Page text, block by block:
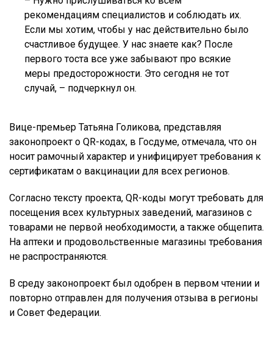
рекомендациям специалистов и соблюдать их.
Если мы хотим, чтобы у нас действительно было
счастливое будущее. У нас знаете как? После
первого тоста все уже забывают про всякие
меры предосторожности. Это сегодня не тот
случай, – подчеркнул он.
Вице-премьер Татьяна Голикова, представляя
законопроект о QR-кодах, в Госдуме, отмечала, что он
носит рамочный характер и унифицирует требования к
сертификатам о вакцинации для всех регионов.
Согласно тексту проекта, QR-коды могут требовать для
посещения всех культурных заведений, магазинов с
товарами не первой необходимости, а также общепита.
На аптеки и продовольственные магазины требования
не распространяются.
В среду законопроект был одобрен в первом чтении и
повторно отправлен для получения отзыва в регионы
и Совет Федерации.